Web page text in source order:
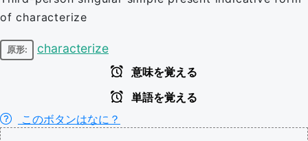
of characterize
原形: characterize
意味を覚える
単語を覚える
このボタンはなに？